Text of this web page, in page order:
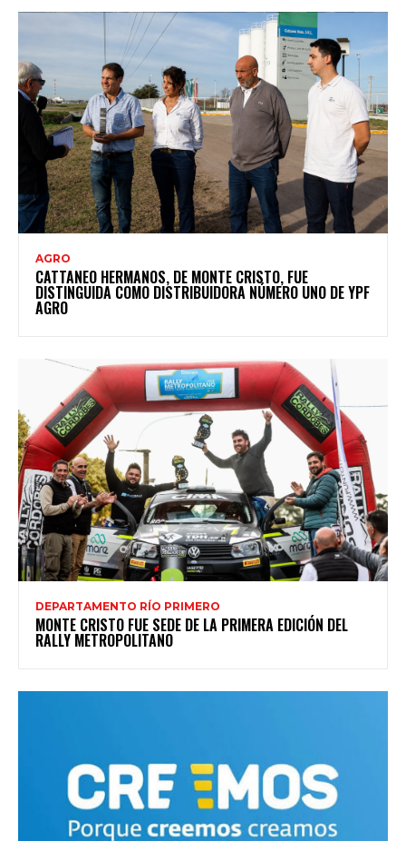
AGRO
CATTANEO HERMANOS, DE MONTE CRISTO, FUE
DISTINGUIDA COMO DISTRIBUIDORA NÚMERO UNO DE YPF
AGRO
DEPARTAMENTO RÍO PRIMERO
MONTE CRISTO FUE SEDE DE LA PRIMERA EDICIÓN DEL
RALLY METROPOLITANO